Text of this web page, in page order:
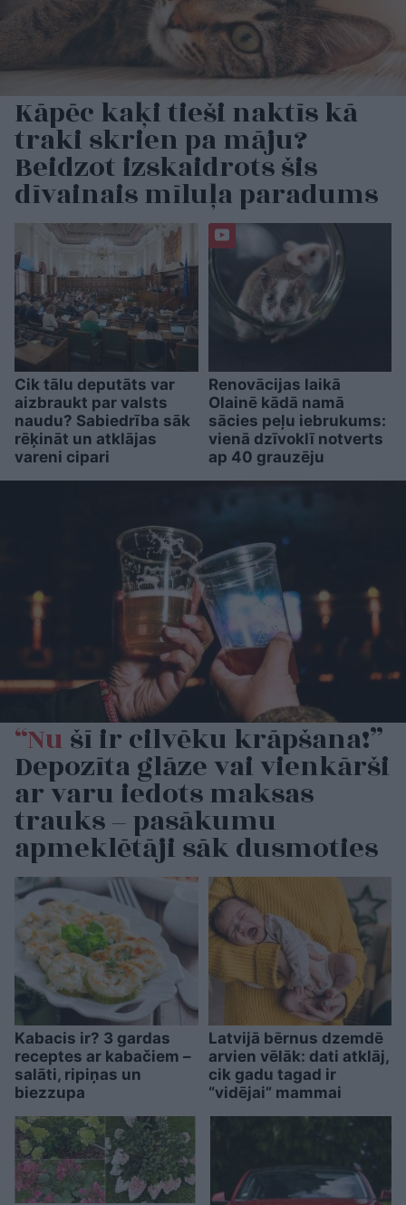
Kāpēc kaķi tieši naktīs kā
traki skrien pa māju?
Beidzot izskaidrots šis
dīvainais mīluļa paradums
Cik tālu deputāts var
aizbraukt par valsts
naudu? Sabiedrība sāk
rēķināt un atklājas
vareni cipari
Renovācijas laikā
Olainē kādā namā
sācies peļu iebrukums:
vienā dzīvoklī notverts
ap 40 grauzēju
“Nušī ir cilvēku krāpšana!”
Depozīta glāze vai vienkārši
ar varu iedots maksas
trauks – pasākumu
apmeklētāji sāk dusmoties
Kabacis ir? 3 gardas
receptes ar kabačiem –
salāti, ripiņas un
biezzupa
Latvijā bērnus dzemdē
arvien vēlāk: dati atklāj,
cik gadu tagad ir
“vidējai” mammai